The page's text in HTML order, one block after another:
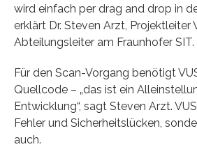
wird einfach per drag and drop in
erklärt Dr. Steven Arzt, Projektleiter
Abteilungsleiter am Fraunhofer SIT.
Für den Scan-Vorgang benötigt
Quellcode – „das ist ein
Entwicklung“, sagt Steven Arzt.
Fehler und Sicherheitslücken,
auch.